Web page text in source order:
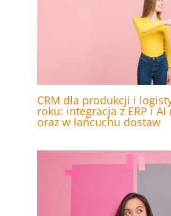
CRM dla produkcji i
roku: integracja z ERP i AI
oraz w łańcuchu dostaw